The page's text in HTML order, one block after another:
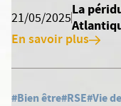
21/05/2025
La
En savoir plus
#Bien être#RSE#Vie